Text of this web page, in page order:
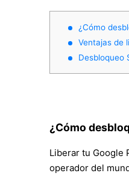
¿Cómo
Ventajas de
Desbloqueo
¿Cómo
Liberar tu Google
operador del